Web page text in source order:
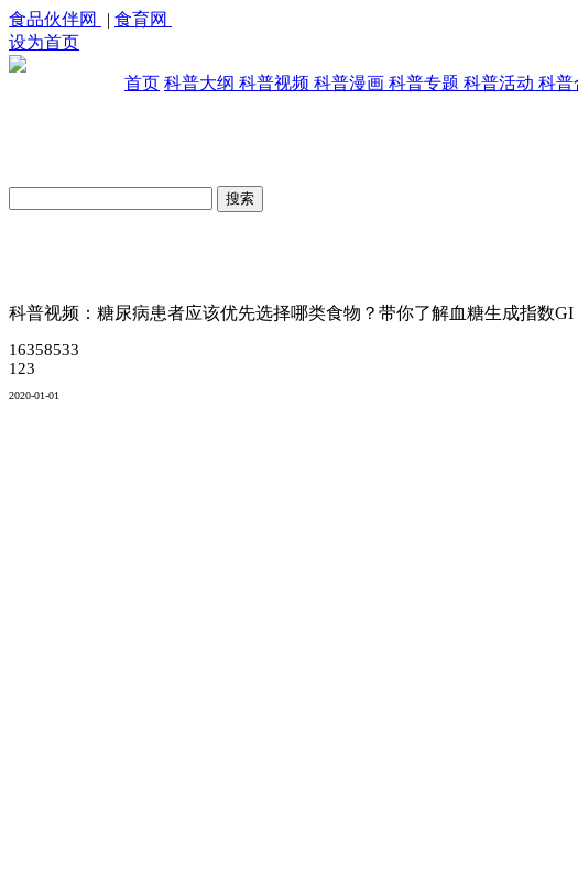
食品伙伴网 | 食育网
设为首页
首页 科普大纲 科普视频 科普漫画 科普专题 科普活动 科普
科普视频：糖尿病患者应该优先选择哪类食物？带你了解血糖生成指数GI
16358533
123
2020-01-01